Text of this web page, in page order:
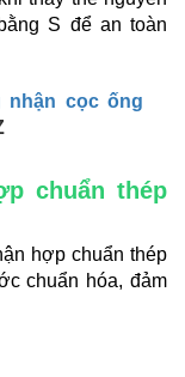
S để an toàn
nhận cọc ống
chuẩn thép
hợp chuẩn thép
chuẩn hóa, đảm